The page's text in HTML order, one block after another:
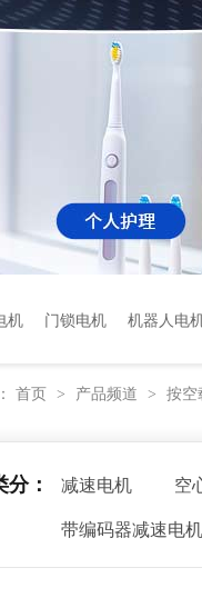
机 门锁电机 机器人电
首页 > 产品频道 > 按空
： 减速电机 空
带编码器减速电机